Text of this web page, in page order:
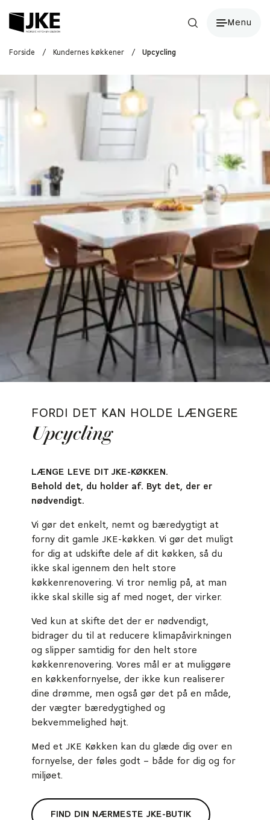
Menu
Forside / Kundernes køkkener / Upcycling
FORDI DET KAN HOLDE LÆNGERE
Upcycling
LÆNGE LEVE DIT JKE-KØKKEN.
Behold det, du holder af. Byt det, der er
nødvendigt.
Vi gør det enkelt, nemt og bæredygtigt at
forny dit gamle JKE-køkken. Vi gør det muligt
for dig at udskifte dele af dit køkken, så du
ikke skal igennem den helt store
køkkenrenovering. Vi tror nemlig på, at man
ikke skal skille sig af med noget, der virker.
Ved kun at skifte det der er nødvendigt,
bidrager du til at reducere klimapåvirkningen
og slipper samtidig for den helt store
køkkenrenovering. Vores mål er at muliggøre
en køkkenfornyelse, der ikke kun realiserer
dine drømme, men også gør det på en måde,
der vægter bæredygtighed og
bekvemmelighed højt.
Med et JKE Køkken kan du glæde dig over en
fornyelse, der føles godt – både for dig og for
miljøet.
FIND DIN NÆRMESTE JKE-BUTIK